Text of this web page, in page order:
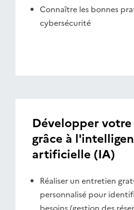
Connaître les bonnes
cybersécurité
Développer
grâce à
artificielle (IA)
Réaliser un entretien
personnalisé pour